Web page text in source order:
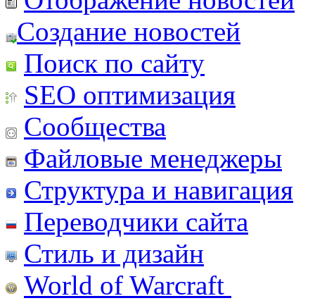
Создание новостей
Поиск по сайту
SEO оптимизация
Сообщества
Файловые менеджеры
Структура и навигация
Переводчики сайта
Стиль и дизайн
World of Warcraft